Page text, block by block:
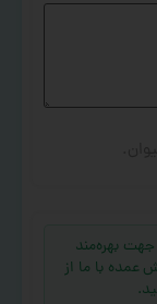
عدد) دارید، جهت بهره‌مند
با ما از